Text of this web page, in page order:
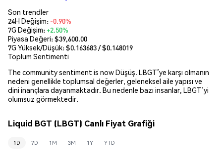
Son trendler
24H Değişim: -0.90%
7G Değişim:+2.50%
Piyasa Değeri:$39,600.00
7G Yüksek/Düşük: $0.163683/ $0.148019
Toplum Sentimenti
The community sentiment is now Düşüş. LBGT’ye karşı olmanın
nedeni genellikle toplumsal değerler, geleneksel aile yapısı ve
dini inançlara dayanmaktadır. Bu nedenle bazı insanlar, LBGT’yi
olumsuz görmektedir.
Liquid BGT (LBGT) Canlı Fiyat Grafiği
1D 7D 1M 3M 1Y YTD